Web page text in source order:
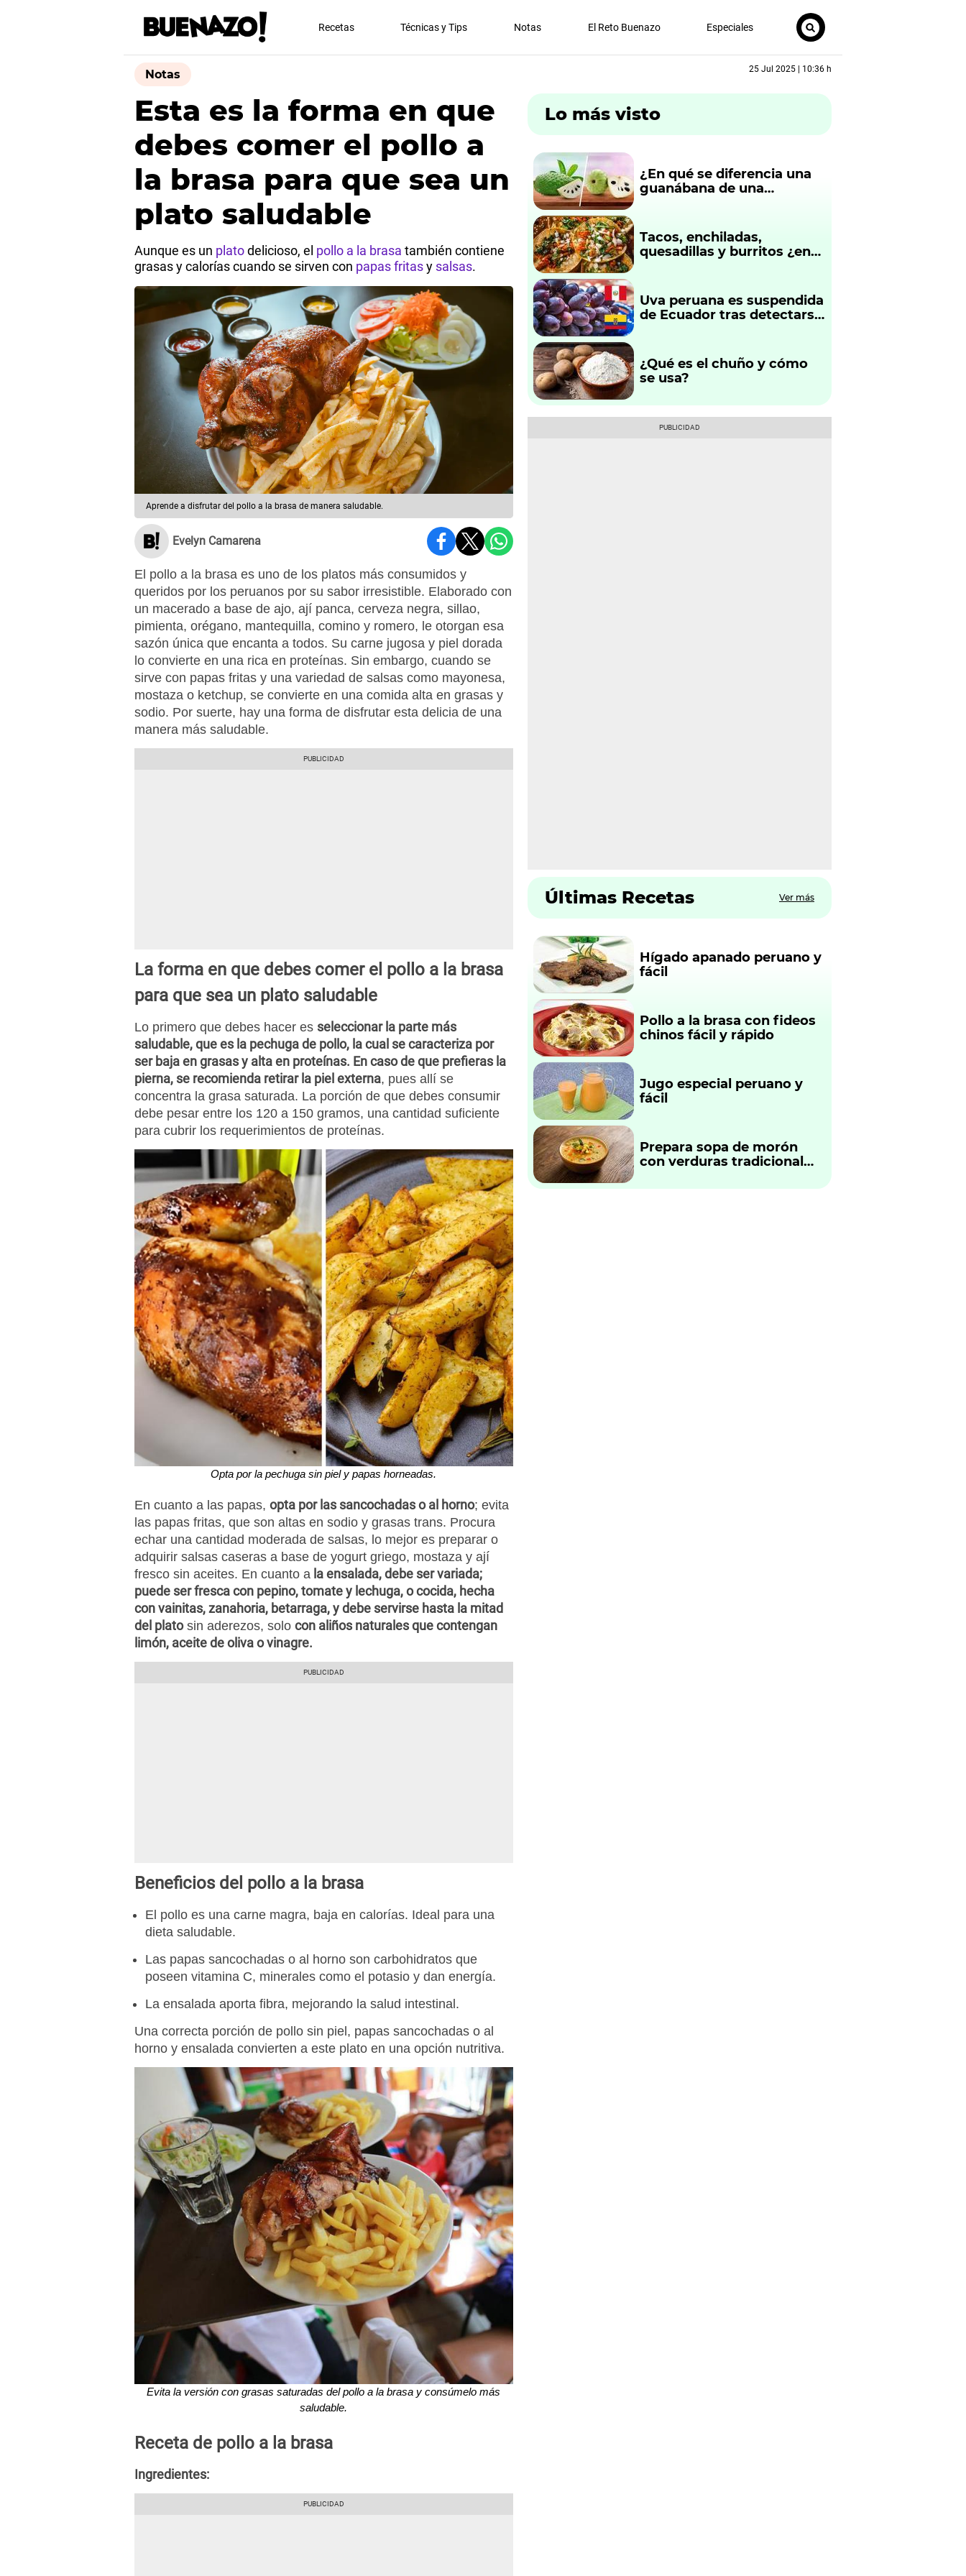
Recetas Técnicas y Tips Notas El Reto Buenazo Especiales
Notas 25 Jul 2025 | 10:36 h
Esta es la forma en que
debes comer el pollo a
la brasa para que sea un
plato saludable
Aunque es un platodelicioso, el pollo a la brasa también contiene
grasas y calorías cuando se sirven con papas fritasy salsas.
Aprende a disfrutar del pollo a la brasa de manera saludable.
Evelyn Camarena
El pollo a la brasa es uno de los platos más consumidos y
queridos por los peruanos por su sabor irresistible. Elaborado con
un macerado a base de ajo, ají panca, cerveza negra, sillao,
pimienta, orégano, mantequilla, comino y romero, le otorgan esa
sazón única que encanta a todos. Su carne jugosa y piel dorada
lo convierte en una rica en proteínas. Sin embargo, cuando se
sirve con papas fritas y una variedad de salsas como mayonesa,
mostaza o ketchup, se convierte en una comida alta en grasas y
sodio. Por suerte, hay una forma de disfrutar esta delicia de una
manera más saludable.
La forma en que debes comer el pollo a la brasa
para que sea un plato saludable
Lo primero que debes hacer es seleccionar la parte más
saludable, que es la pechuga de pollo, la cual se caracteriza por
ser baja en grasas y alta en proteínas. En caso de que prefieras la
pierna, se recomienda retirar la piel externa, pues allí se
concentra la grasa saturada. La porción de que debes consumir
debe pesar entre los 120 a 150 gramos, una cantidad suficiente
para cubrir los requerimientos de proteínas.
Opta por la pechuga sin piel y papas horneadas.
En cuanto a las papas, opta por las sancochadas o al horno; evita
las papas fritas, que son altas en sodio y grasas trans. Procura
echar una cantidad moderada de salsas, lo mejor es preparar o
adquirir salsas caseras a base de yogurt griego, mostaza y ají
fresco sin aceites. En cuanto a la ensalada, debe ser variada;
puede ser fresca con pepino, tomate y lechuga, o cocida, hecha
con vainitas, zanahoria, betarraga, y debe servirse hasta la mitad
del platosin aderezos, solo con aliños naturales que contengan
limón, aceite de oliva o vinagre.
Beneficios del pollo a la brasa
El pollo es una carne magra, baja en calorías. Ideal para una
dieta saludable.
Las papas sancochadas o al horno son carbohidratos que
poseen vitamina C, minerales como el potasio y dan energía.
La ensalada aporta fibra, mejorando la salud intestinal.
Una correcta porción de pollo sin piel, papas sancochadas o al
horno y ensalada convierten a este plato en una opción nutritiva.
Evita la versión con grasas saturadas del pollo a la brasa y consúmelo más
saludable.
Receta de pollo a la brasa
Ingredientes:
Lo más visto
¿En qué se diferencia una
guanábana de una
Tacos, enchiladas,
quesadillas y burritos ¿en
Uva peruana es suspendida
de Ecuador tras detectarse
¿Qué es el chuño y cómo
se usa?
Últimas Recetas Ver más
Hígado apanado peruano y
fácil
Pollo a la brasa con fideos
chinos fácil y rápido
Jugo especial peruano y
fácil
Prepara sopa de morón
con verduras tradicional